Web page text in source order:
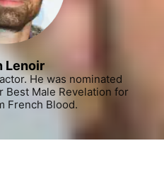
Lenoir
He was nominated
Best Male Revelation for
French Blood.